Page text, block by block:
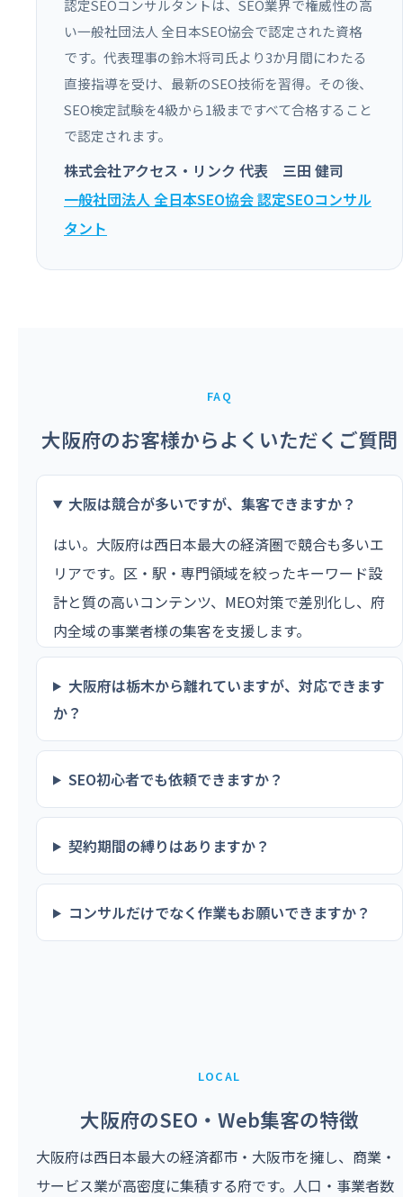
認定SEOコンサルタントは、SEO業界で権威性の高
い一般社団法人 全日本SEO協会で認定された資格
です。代表理事の鈴木将司氏より3か月間にわたる
直接指導を受け、最新のSEO技術を習得。その後、
SEO検定試験を4級から1級まですべて合格すること
で認定されます。
株式会社アクセス・リンク 代表 三田 健司
一般社団法人 全日本SEO協会 認定SEOコンサル
タント
FAQ
大阪府のお客様からよくいただくご質問
大阪は競合が多いですが、集客できますか？
はい。大阪府は西日本最大の経済圏で競合も多いエ
リアです。区・駅・専門領域を絞ったキーワード設
計と質の高いコンテンツ、MEO対策で差別化し、府
内全域の事業者様の集客を支援します。
大阪府は栃木から離れていますが、対応できます
か？
SEO初心者でも依頼できますか？
契約期間の縛りはありますか？
コンサルだけでなく作業もお願いできますか？
LOCAL
大阪府のSEO・Web集客の特徴
大阪府は西日本最大の経済都市・大阪市を擁し、商業・
サービス業が高密度に集積する府です。人口・事業者数